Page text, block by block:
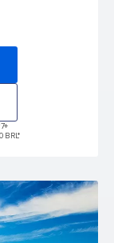
+
BRL*